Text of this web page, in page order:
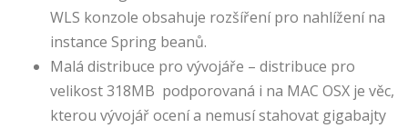
WLS konzole obsahuje rozšíření pro nahlížení na
instance Spring beanů.
Malá distribuce pro vývojáře – distribuce pro
velikost 318MB podporovaná i na MAC OSX je věc,
kterou vývojář ocení a nemusí stahovat gigabajty